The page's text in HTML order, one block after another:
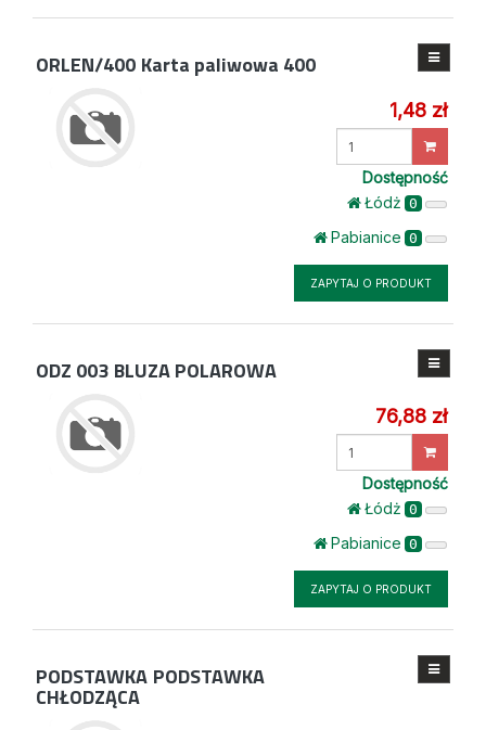
ORLEN/400 Karta paliwowa 400
1,48 zł
Dostępność
Łódż 0
Pabianice 0
ZAPYTAJ O PRODUKT
ODZ 003 BLUZA POLAROWA
76,88 zł
Dostępność
Łódż 0
Pabianice 0
ZAPYTAJ O PRODUKT
PODSTAWKA PODSTAWKA
CHŁODZĄCA